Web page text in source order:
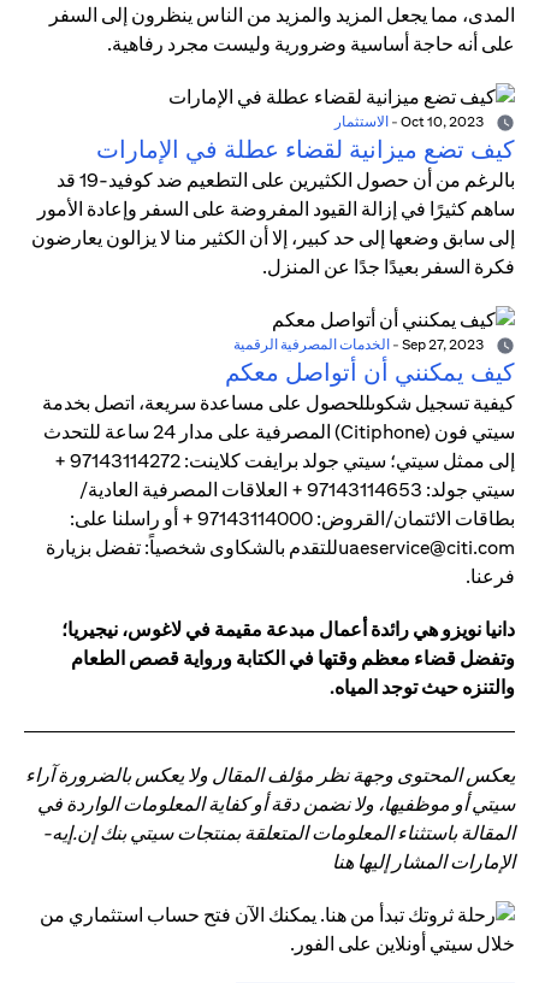
المدى، مما يجعل المزيد والمزيد من الناس ينظرون إلى السفر
على أنه حاجة أساسية وضرورية وليست مجرد رفاهية.
- الاستثمار
كيف تضع ميزانية لقضاء عطلة في الإمارات
بالرغم من أن حصول الكثيرين على التطعيم ضد كوفيد-19 قد
ساهم كثيرًا في إزالة القيود المفروضة على السفر وإعادة الأمور
إلى سابق وضعها إلى حد كبير، إلا أن الكثير منا لا يزالون يعارضون
فكرة السفر بعيدًا جدًا عن المنزل.
- الخدمات المصرفية الرقمية
كيف يمكنني أن أتواصل معكم
كيفية تسجيل شكوىللحصول على مساعدة سريعة، اتصل بخدمة
سيتي فون (Citiphone) المصرفية على مدار 24 ساعة للتحدث
إلى ممثل سيتي؛ سيتي جولد برايفت كلاينت: 97143114272 +
سيتي جولد: 97143114653 + العلاقات المصرفية العادية/
بطاقات الائتمان/القروض: 97143114000 + أو راسلنا على:
uaeservice@citi.comللتقدم بالشكاوى شخصياً: تفضل بزيارة
فرعنا.
دانيا نويزو هي رائدة أعمال مبدعة مقيمة في لاغوس، نيجيريا؛
وتفضل قضاء معظم وقتها في الكتابة ورواية قصص الطعام
والتنزه حيث توجد المياه.
يعكس المحتوى وجهة نظر مؤلف المقال ولا يعكس بالضرورة آراء
سيتي أو موظفيها، ولا نضمن دقة أو كفاية المعلومات الواردة في
المقالة باستثناء المعلومات المتعلقة بمنتجات سيتي بنك إن.إيه-
الإمارات المشار إليها هنا